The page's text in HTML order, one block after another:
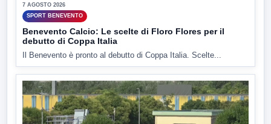
7 AGOSTO 2026
SPORT BENEVENTO
Benevento Calcio: Le scelte di Floro Flores per il
debutto di Coppa Italia
Il Benevento è pronto al debutto di Coppa Italia. Scelte...